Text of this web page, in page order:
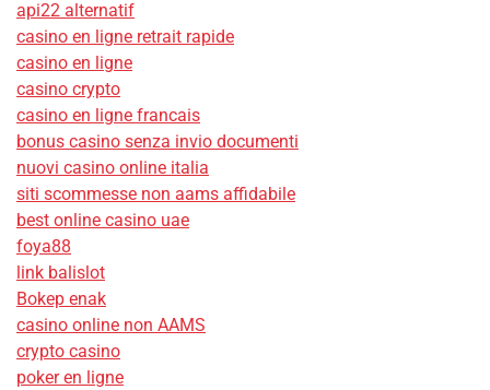
api22 alternatif
casino en ligne retrait rapide
casino en ligne
casino crypto
casino en ligne francais
bonus casino senza invio documenti
nuovi casino online italia
siti scommesse non aams affidabile
best online casino uae
foya88
link balislot
Bokep enak
casino online non AAMS
crypto casino
poker en ligne